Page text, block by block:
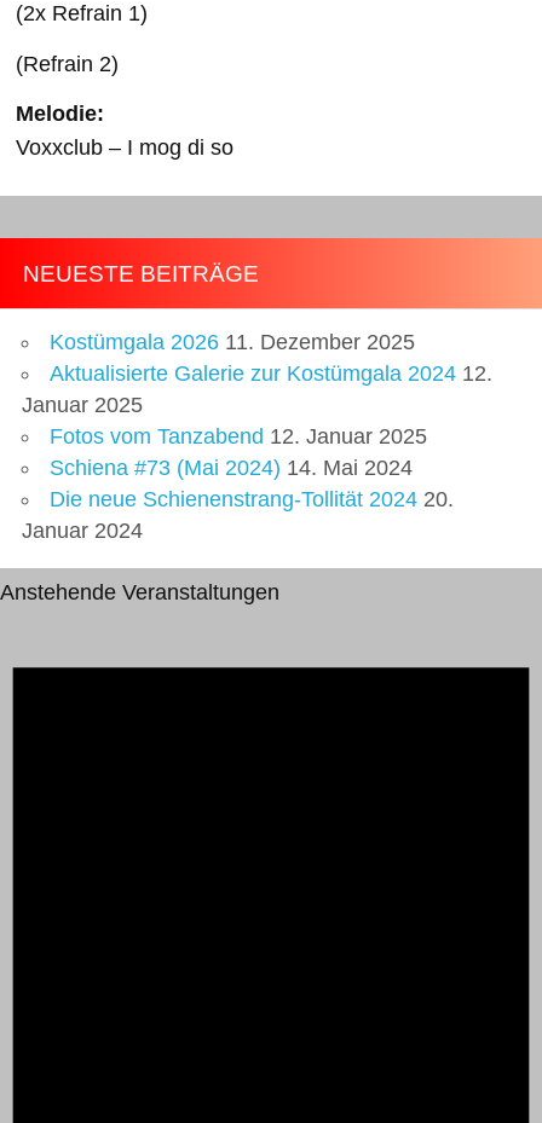
(2x Refrain 1)
(Refrain 2)
Melodie:
Voxxclub – I mog di so
NEUESTE BEITRÄGE
Kostümgala 2026 11. Dezember 2025
Aktualisierte Galerie zur Kostümgala 2024 12.
Januar 2025
Fotos vom Tanzabend 12. Januar 2025
Schiena #73 (Mai 2024) 14. Mai 2024
Die neue Schienenstrang-Tollität 2024 20.
Januar 2024
Anstehende Veranstaltungen